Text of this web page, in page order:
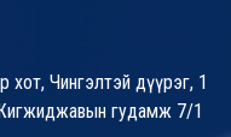
Чингэлтэй дүүрэг, 1
гудамж 7/1